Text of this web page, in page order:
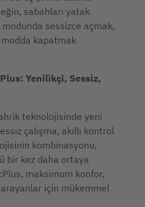
sabahları yatak
modunda sessizce açmak,
kapatmak
Yenilikçi, Sessiz,
teknolojisinde yeni
çalışma, akıllı kontrol
kombinasyonu,
bir kez daha ortaya
maksimum konfor,
için mükemmel